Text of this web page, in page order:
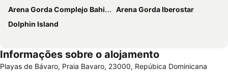
Arena Gorda Complejo Bahia Principe Bavaro
Arena Gorda Iberostar
Dolphin Island
Informações sobre o alojamento
Playas de Bávaro, Praia Bavaro, 23000, Repúbica Dominicana